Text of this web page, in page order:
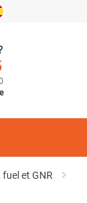
et GNR